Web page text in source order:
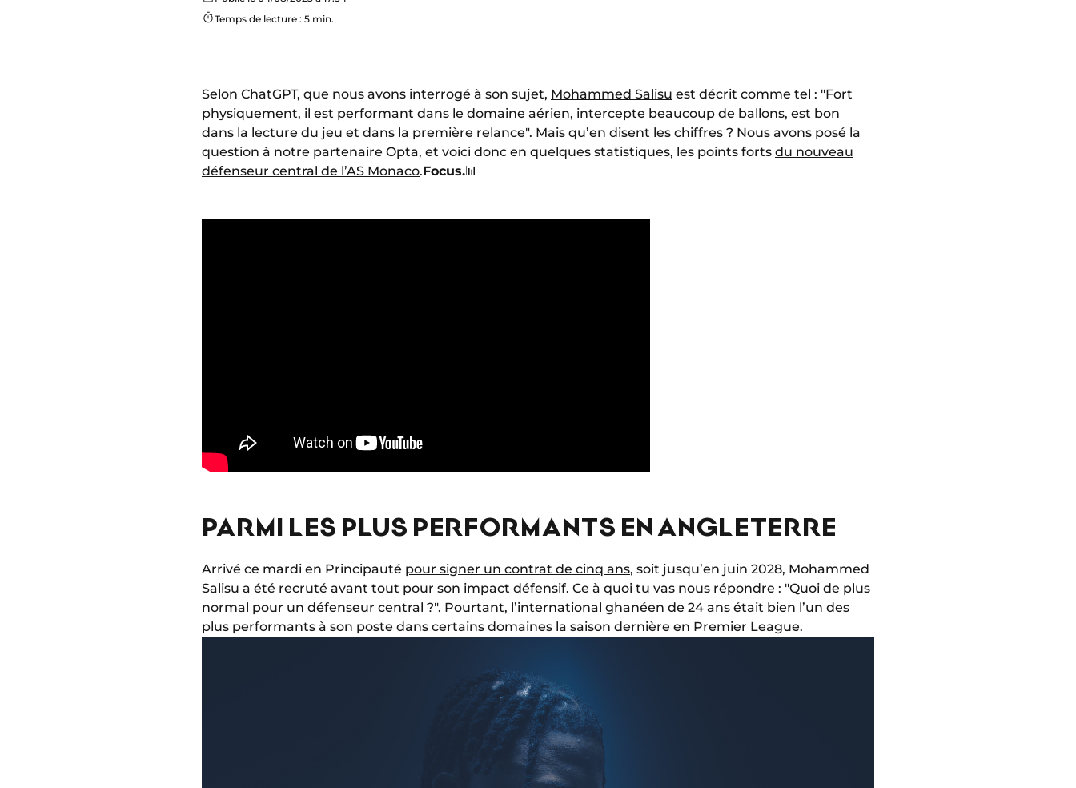
Temps de lecture : 5 min.
Selon ChatGPT, que nous avons interrogé à son sujet, Mohammed Salisu est décrit comme tel : "Fort
physiquement, il est performant dans le domaine aérien, intercepte beaucoup de ballons, est bon
dans la lecture du jeu et dans la première relance". Mais qu’en disent les chiffres ? Nous avons posé la
question à notre partenaire Opta, et voici donc en quelques statistiques, les points forts du nouveau
défenseur central de l’AS Monaco.Focus.📊
PARMI LES PLUS PERFORMANTS EN ANGLETERRE
Arrivé ce mardi en Principauté pour signer un contrat de cinq ans, soit jusqu’en juin 2028, Mohammed
Salisu a été recruté avant tout pour son impact défensif. Ce à quoi tu vas nous répondre : "Quoi de plus
normal pour un défenseur central ?". Pourtant, l’international ghanéen de 24 ans était bien l’un des
plus performants à son poste dans certains domaines la saison dernière en Premier League.